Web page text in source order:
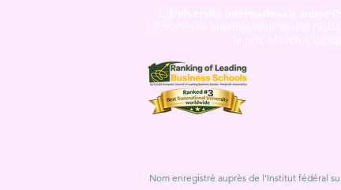
Nom enregistré auprès de l'Institut fédéral